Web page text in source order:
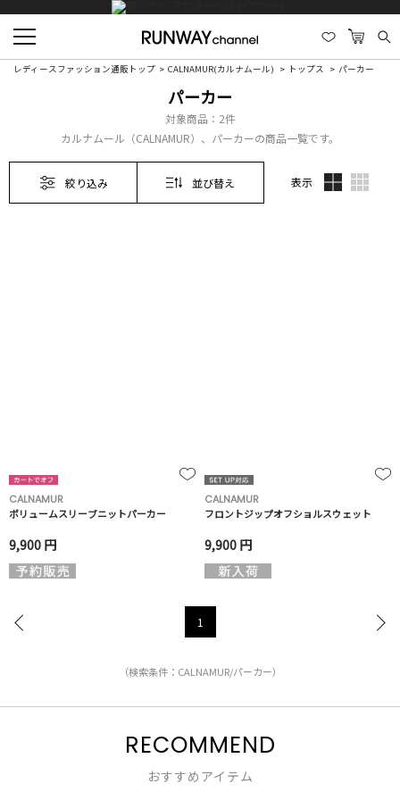
レディースファッション通販トップ CALNAMUR(カルナムール) トップス パーカー
パーカー
対象商品： 2件
カルナムール（CALNAMUR）、パーカーの商品一覧です。
絞り込み 並び替え 表示
CALNAMUR
ボリュームスリーブニットパーカー
9,900 円
CALNAMUR
フロントジップオフショルスウェット
9,900 円
1
（検索条件：CALNAMUR/パーカー）
RECOMMEND
おすすめアイテム